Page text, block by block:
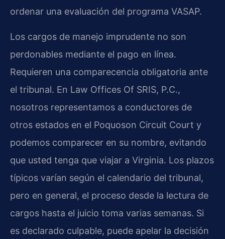
ordenar una evaluación del programa VASAP.
Los cargos de manejo imprudente no son
perdonables mediante el pago en línea.
Requieren una comparecencia obligatoria ante
el tribunal. En Law Offices Of SRIS, P.C.,
nosotros representamos a conductores de
otros estados en el Poquoson Circuit Court y
podemos comparecer en su nombre, evitando
que usted tenga que viajar a Virginia. Los plazos
típicos varían según el calendario del tribunal,
pero en general, el proceso desde la lectura de
cargos hasta el juicio toma varias semanas. Si
es declarado culpable, puede apelar la decisión